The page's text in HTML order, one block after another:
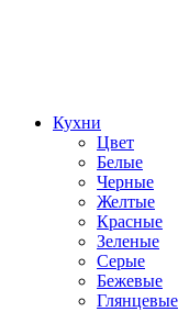
Кухни
Цвет
Белые
Черные
Желтые
Красные
Зеленые
Серые
Бежевые
Глянцевые